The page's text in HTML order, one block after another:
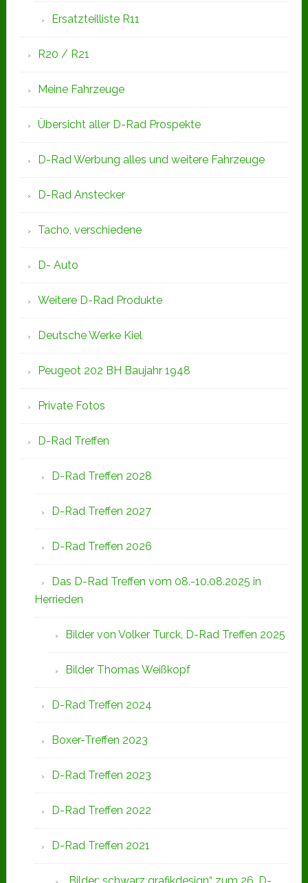
Ersatzteilliste R11
R20 / R21
Meine Fahrzeuge
Übersicht aller D-Rad Prospekte
D-Rad Werbung alles und weitere Fahrzeuge
D-Rad Anstecker
Tacho, verschiedene
D- Auto
Weitere D-Rad Produkte
Deutsche Werke Kiel
Peugeot 202 BH Baujahr 1948
Private Fotos
D-Rad Treffen
D-Rad Treffen 2028
D-Rad Treffen 2027
D-Rad Treffen 2026
Das D-Rad Treffen vom 08.-10.08.2025 in
Herrieden
Bilder von Volker Turck, D-Rad Treffen 2025
Bilder Thomas Weißkopf
D-Rad Treffen 2024
Boxer-Treffen 2023
D-Rad Treffen 2023
D-Rad Treffen 2022
D-Rad Treffen 2021